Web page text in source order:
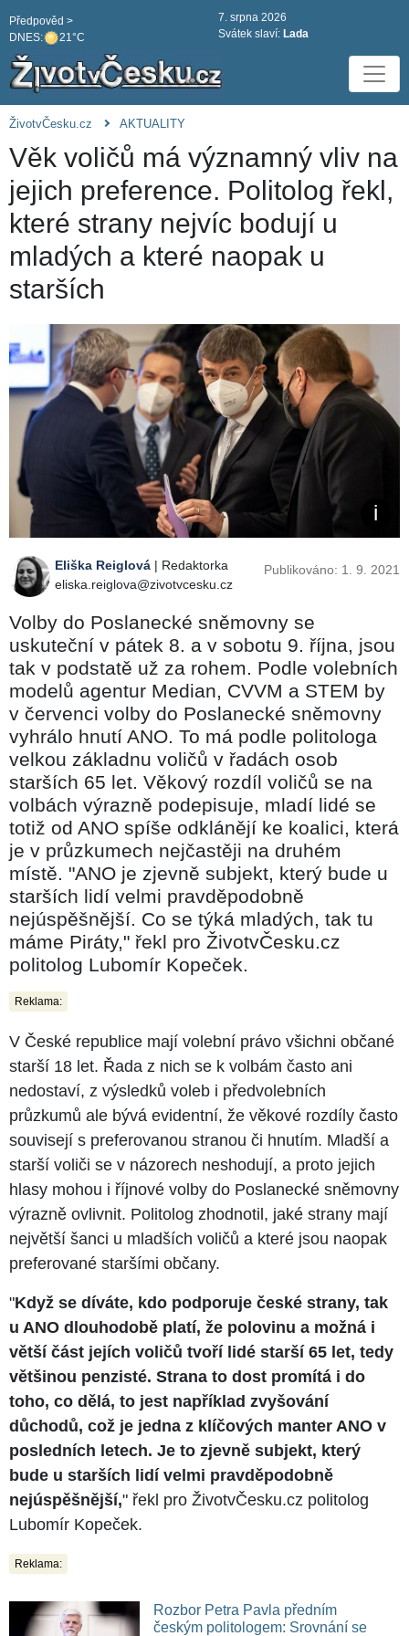
DNES: 21°C
Předpověd >
7. srpna 2026
Svátek slaví: Lada
ŽivotvČesku.cz AKTUALITY
Věk voličů má významný vliv na
jejich preference. Politolog řekl,
které strany nejvíc bodují u
mladých a které naopak u
starších
Eliška Reiglová | Redaktorka
eliska.reiglova@zivotvcesku.cz
Publikováno: 1. 9. 2021
Volby do Poslanecké sněmovny se
uskuteční v pátek 8. a v sobotu 9. října, jsou
tak v podstatě už za rohem. Podle volebních
modelů agentur Median, CVVM a STEM by
v červenci volby do Poslanecké sněmovny
vyhrálo hnutí ANO. To má podle politologa
velkou základnu voličů v řadách osob
starších 65 let. Věkový rozdíl voličů se na
volbách výrazně podepisuje, mladí lidé se
totiž od ANO spíše odklánějí ke koalici, která
je v průzkumech nejčastěji na druhém
místě. "ANO je zjevně subjekt, který bude u
starších lidí velmi pravděpodobně
nejúspěšnější. Co se týká mladých, tak tu
máme Piráty," řekl pro ŽivotvČesku.cz
politolog Lubomír Kopeček.
Reklama:
V České republice mají volební právo všichni občané
starší 18 let. Řada z nich se k volbám často ani
nedostaví, z výsledků voleb i předvolebních
průzkumů ale bývá evidentní, že věkové rozdíly často
souvisejí s preferovanou stranou či hnutím. Mladší a
starší voliči se v názorech neshodují, a proto jejich
hlasy mohou i říjnové volby do Poslanecké sněmovny
výrazně ovlivnit. Politolog zhodnotil, jaké strany mají
největší šanci u mladších voličů a které jsou naopak
preferované staršími občany.
"Když se díváte, kdo podporuje české strany, tak
u ANO dlouhodobě platí, že polovinu a možná i
větší část jejích voličů tvoří lidé starší 65 let, tedy
většinou penzisté. Strana to dost promítá i do
toho, co dělá, to jest například zvyšování
důchodů, což je jedna z klíčových manter ANO v
posledních letech. Je to zjevně subjekt, který
bude u starších lidí velmi pravděpodobně
nejúspěšnější," řekl pro ŽivotvČesku.cz politolog
Lubomír Kopeček.
Reklama:
Rozbor Petra Pavla předním
českým politologem: Srovnání se